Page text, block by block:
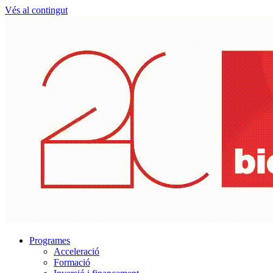
Vés al contingut
Programes
Acceleració
Formació